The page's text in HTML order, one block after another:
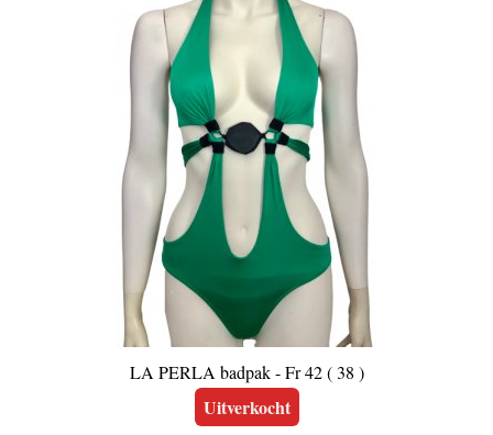
LA PERLA badpak - Fr 42 ( 38 )
Uitverkocht